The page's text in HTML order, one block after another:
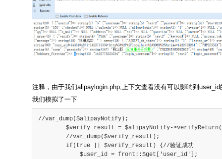
注释，由于我们alipaylogin.php,上下文查看没有可以影响到
我们模拟了一下
//var_dump($alipayNotify);
$verify_result = $alipayNotify-
        //var_dump($verify_result);
        if(true || $verify_result) {//验证成功
            $user_id = front::$get['user_id'];